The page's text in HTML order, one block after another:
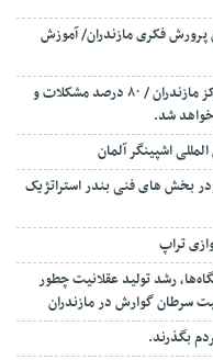
پرورش فکری مازندران/ آموزش
برگزاری آئین تجلیل از خبرنگاران پیشکسوت مرکز مازندران / ۸۰ درصد مشکلات و
خواهد شد.
اشپینگر آلمان
بخش های فنی بندر استراتژیک
تراپ
رشد تولید عقلانیت چطور
سرطان گوارش در مازندران
بگذرند.